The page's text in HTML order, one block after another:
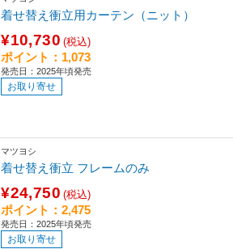
着せ替え衝立用カーテン（ニット）
¥10,730 (税込)
ポイント：1,073
発売日：2025年頃発売
お取り寄せ
マツヨシ
着せ替え衝立 フレームのみ
¥24,750 (税込)
ポイント：2,475
発売日：2025年頃発売
お取り寄せ